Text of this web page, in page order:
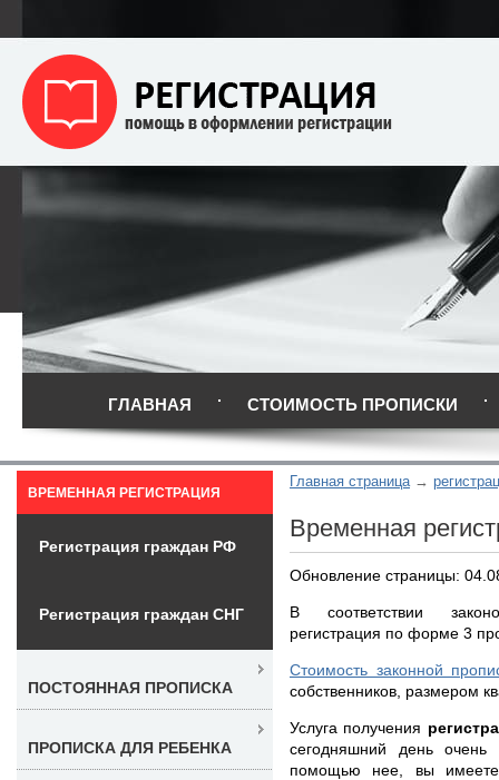
ГЛАВНАЯ СТОИМОСТЬ ПРОПИСКИ
Главная страница
Временная
Обновление страницы:
В соответствии
регистрация по форме 3
Стоимость законной
собственников, размером
Услуга получения
сегодняшний день
помощью нее, вы имеете
ВРЕМЕННАЯ РЕГИСТРАЦИЯ
Регистрация граждан РФ
Регистрация граждан СНГ
ПОСТОЯННАЯ ПРОПИСКА
ПРОПИСКА ДЛЯ РЕБЕНКА